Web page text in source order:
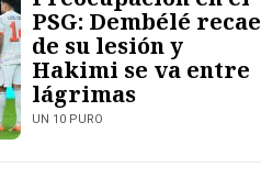
PSG: Dembélé recae
de su lesión y
Hakimi se va entre
lágrimas
UN 10 PURO